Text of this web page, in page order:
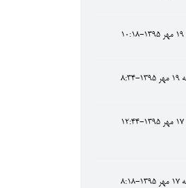
8:18